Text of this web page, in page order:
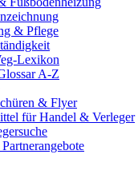
& Pflege
Lexikon
A-Z
& Flyer
für Handel & Verleger